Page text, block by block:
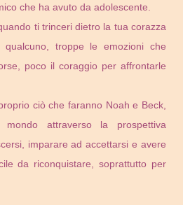
che ha avuto da adolescente.
ti trinceri dietro la tua corazza
troppe le emozioni che
poco il coraggio per affrontarle
ciò che faranno Noah e Beck,
attraverso la prospettiva
imparare ad accettarsi e avere
da riconquistare, soprattutto per